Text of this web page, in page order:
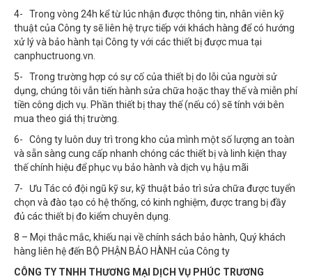
4- Trong vòng 24h kể từ lúc nhận được thông tin, nhân viên kỹ
thuật của Công ty sẽ liên hệ trực tiếp với khách hàng để có hướng
xử lý và bảo hành tại Công ty với các thiết bị được mua tại
canphuctruong.vn.
5- Trong trường hợp có sự cố của thiết bị do lỗi của người sử
dụng, chúng tôi vẫn tiến hành sửa chữa hoặc thay thế và miễn phí
tiền công dịch vụ. Phần thiết bị thay thế (nếu có) sẽ tính với bên
mua theo giá thị trường.
6- Công ty luôn duy trì trong kho của mình một số lượng an toàn
và sẵn sàng cung cấp nhanh chóng các thiết bị và linh kiện thay
thế chính hiệu để phục vụ bảo hành và dịch vụ hậu mãi
7- Ưu Tác có đội ngũ kỹ sư, kỹ thuật bảo trì sửa chữa được tuyển
chọn và đào tạo có hệ thống, có kinh nghiệm, được trang bị đầy
đủ các thiết bị đo kiểm chuyên dụng.
8 – Mọi thắc mắc, khiếu nại về chính sách bảo hành, Quý khách
hàng liên hệ đến BỘ PHẬN BẢO HÀNH của Công ty
CÔNG TY TNHH THƯƠNG MẠI DỊCH VỤ PHÚC TRƯƠNG